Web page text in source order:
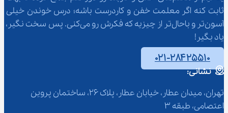
ثابت کنه اگر معلمت خفن و کاردرست باشه؛ درس خوندن خیلی
آسون‌تر و باحال‌تر از چیزیه که فکرش رو می‌کنی. پس سخت نگیر،
یاد بگیر!
۰۲۱-۲۸۴۲۵۵۱۰
نشانی:
تهران، میدان عطار، خیابان عطار، پلاک 26، ساختمان پروین
اعتصامی، طبقه 3